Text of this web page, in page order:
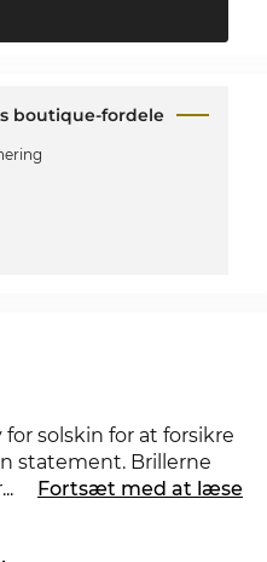
boutique-fordele
solskin for at forsikre
statement. Brillerne
kan gøre at nat bliver
... Fortsæt med at læse